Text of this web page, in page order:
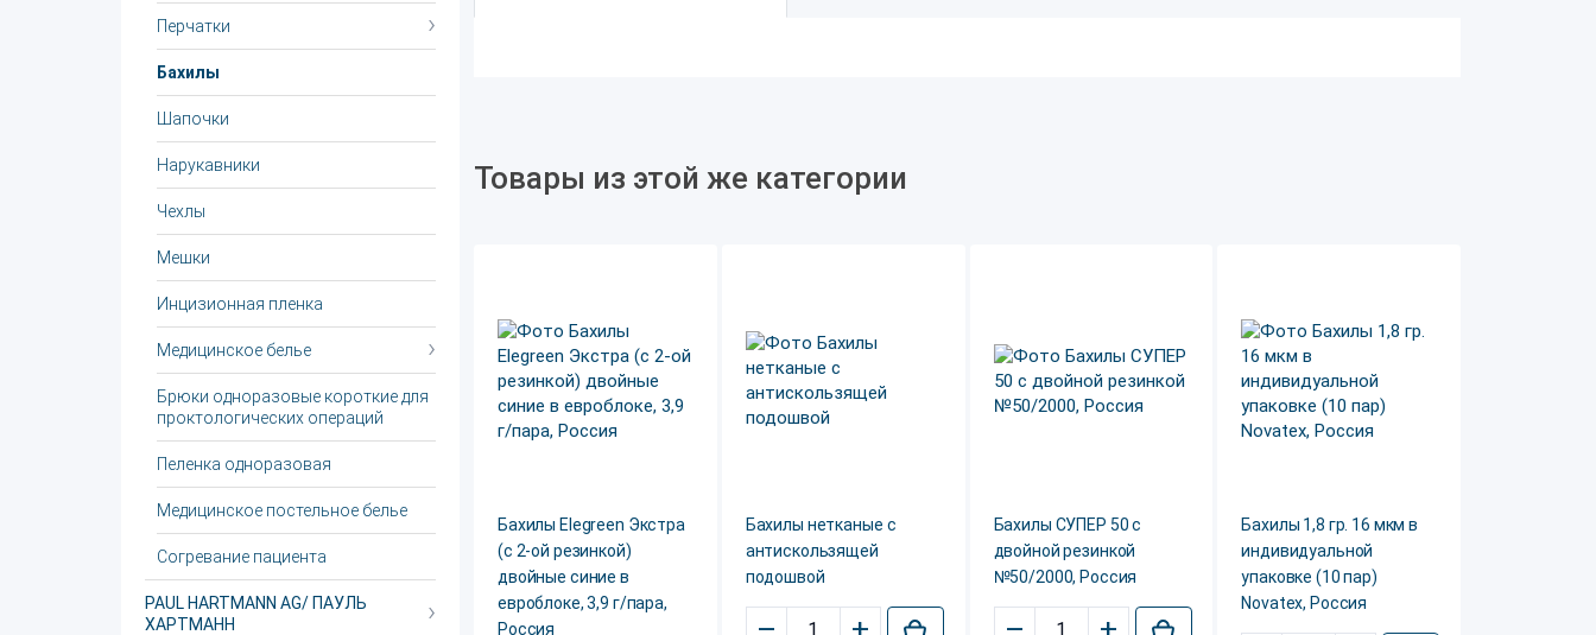
Перчатки
Бахилы
Шапочки
Нарукавники
Чехлы
Мешки
Инцизионная пленка
Медицинское белье
Брюки одноразовые короткие для
проктологических операций
Пеленка одноразовая
Медицинское постельное белье
Согревание пациента
PAUL HARTMANN AG/ ПАУЛЬ
ХАРТМАНН
Товары из этой же категории
Бахилы Elegreen Экстра
(с 2-ой резинкой)
двойные синие в
евроблоке, 3,9 г/пара,
Россия
Бахилы нетканые с
антискользящей
подошвой
Бахилы СУПЕР 50 с
двойной резинкой
№50/2000, Россия
Бахилы 1,8 гр. 16 мкм в
индивидуальной
упаковке (10 пар)
Novatex, Россия